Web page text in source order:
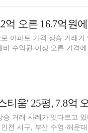
억 오른 16.7억원
아파트 가격 상승 거래가
수억원 이상 오른 가격
거래 사례가 잇따르고
천 서구, 부산 수영·해운